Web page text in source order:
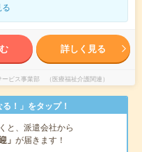
詳しく見る
ビス事業部 （医療福祉介護関連）
！」をタップ！
と、派遣会社から
」 が届きます！